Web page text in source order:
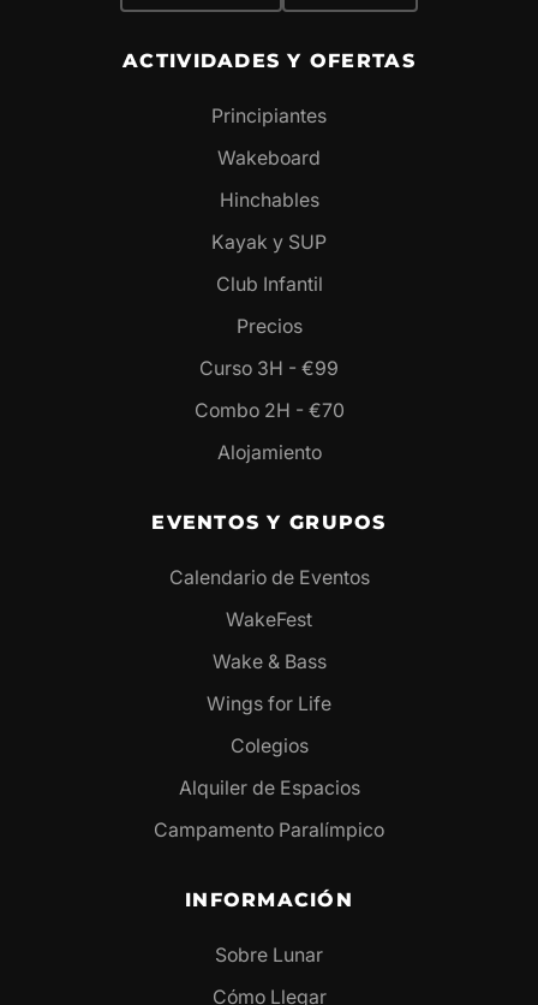
ACTIVIDADES Y OFERTAS
Principiantes
Wakeboard
Hinchables
Kayak y SUP
Club Infantil
Precios
Curso 3H - €99
Combo 2H - €70
Alojamiento
EVENTOS Y GRUPOS
Calendario de Eventos
WakeFest
Wake & Bass
Wings for Life
Colegios
Alquiler de Espacios
Campamento Paralímpico
INFORMACIÓN
Sobre Lunar
Cómo Llegar